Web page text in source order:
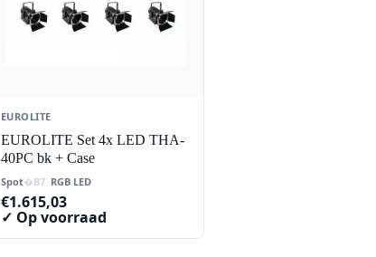
EUROLITE
EUROLITE Set 4x LED THA-
40PC bk + Case
Spot RGB LED
€1.615,03
✓ Op voorraad